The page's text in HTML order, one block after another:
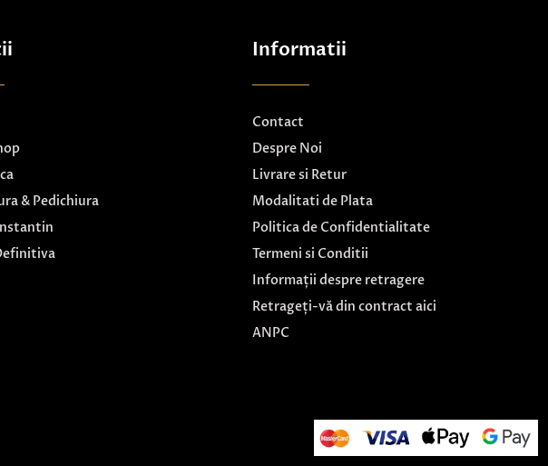
& Pedichiura
Informatii
Contact
Despre Noi
Livrare si Retur
Modalitati de Plata
Politica de Confidentialitate
Termeni si Conditii
Informații despre retragere
Retrageți-vă din contract aici
ANPC